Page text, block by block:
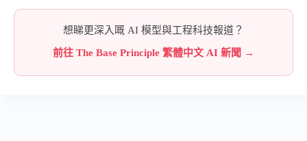
想睇更深入嘅 AI 模型與工程科技報道？
前往 The Base Principle 繁體中文 AI 新聞 →